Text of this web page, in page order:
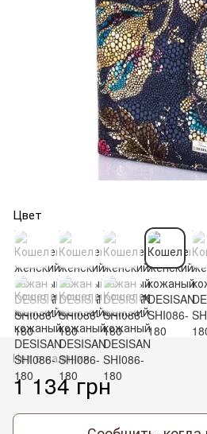
Цвет
Нет в наличии
1 134 грн